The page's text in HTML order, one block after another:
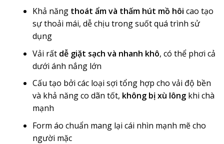
Khả năng thoát ẩm và thấm hút mồ hôi cao tạo
sự thoải mái, dễ chịu trong suốt quá trình sử
dụng
Vải rất dễ giặt sạch và nhanh khô, có thể phơi cả
dưới ánh nắng lớn
Cấu tạo bởi các loại sợi tổng hợp cho vải độ bền
và khả năng co dãn tốt, không bị xù lông khi chà
mạnh
Form áo chuẩn mang lại cái nhìn mạnh mẽ cho
người mặc